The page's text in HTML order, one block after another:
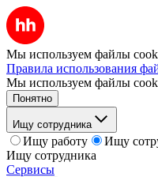
Мы используем файлы
Правила использования
Мы используем файлы
Понятно
Ищу сотрудника
Ищу работу
Ищу
Ищу сотрудника
Сервисы